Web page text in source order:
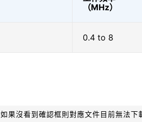
（MHz）
0.4 to 8
如果沒看到確認框則對應文件目前無法下